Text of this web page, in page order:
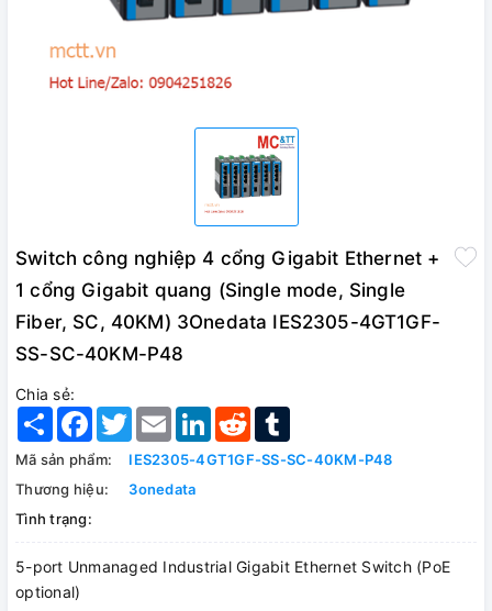
Switch công nghiệp 4 cổng Gigabit Ethernet +
1 cổng Gigabit quang (Single mode, Single
Fiber, SC, 40KM) 3Onedata IES2305-4GT1GF-
SS-SC-40KM-P48
Chia sẻ:
Share Facebook
TwitterEmail LinkedInReddit
Mã sản phẩm:
IES2305-4GT1GF-SS-SC-40KM-P48
Thương hiệu:
3onedata
Tình trạng:
5-port Unmanaged Industrial Gigabit Ethernet Switch (PoE
optional)